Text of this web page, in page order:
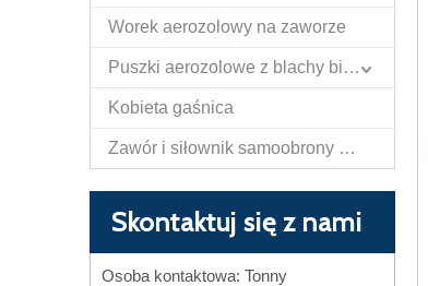
Worek aerozolowy na zaworze
Puszki aerozolowe z blachy białej
Kobieta gaśnica
Zawór i siłownik samoobrony Papper Spray
Skontaktuj się z nami
Osoba kontaktowa: Tonny